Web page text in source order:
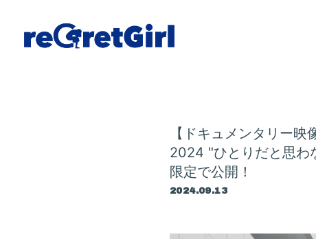
【ドキュメンタリー
2024 "ひとりだと思わ
限定で公開！
2024.09.13